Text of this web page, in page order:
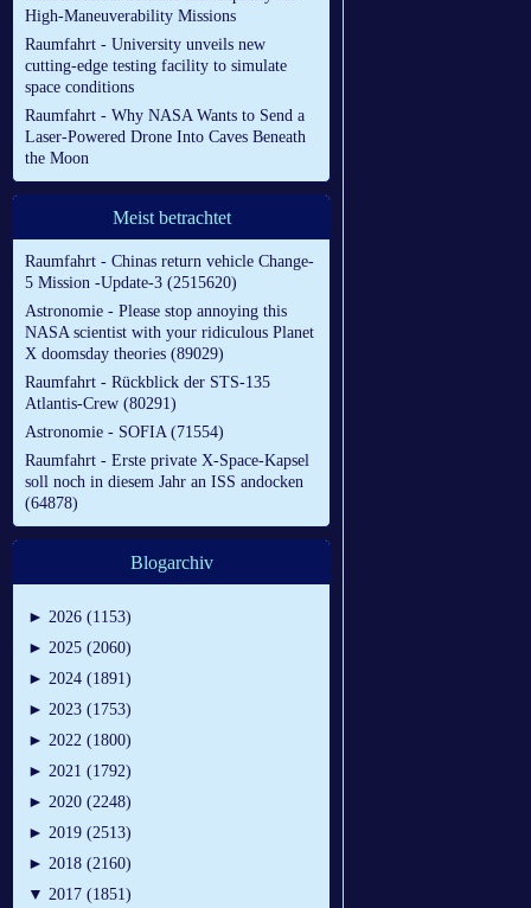
High-Maneuverability Missions
Raumfahrt - University unveils new
cutting-edge testing facility to simulate
space conditions
Raumfahrt - Why NASA Wants to Send a
Laser-Powered Drone Into Caves Beneath
the Moon
Meist betrachtet
Raumfahrt - Chinas return vehicle Change-
5 Mission -Update-3 (2515620)
Astronomie - Please stop annoying this
NASA scientist with your ridiculous Planet
X doomsday theories (89029)
Raumfahrt - Rückblick der STS-135
Atlantis-Crew (80291)
Astronomie - SOFIA (71554)
Raumfahrt - Erste private X-Space-Kapsel
soll noch in diesem Jahr an ISS andocken
(64878)
Blogarchiv
► 2026 (1153)
► 2025 (2060)
► 2024 (1891)
► 2023 (1753)
► 2022 (1800)
► 2021 (1792)
► 2020 (2248)
► 2019 (2513)
► 2018 (2160)
▼ 2017 (1851)